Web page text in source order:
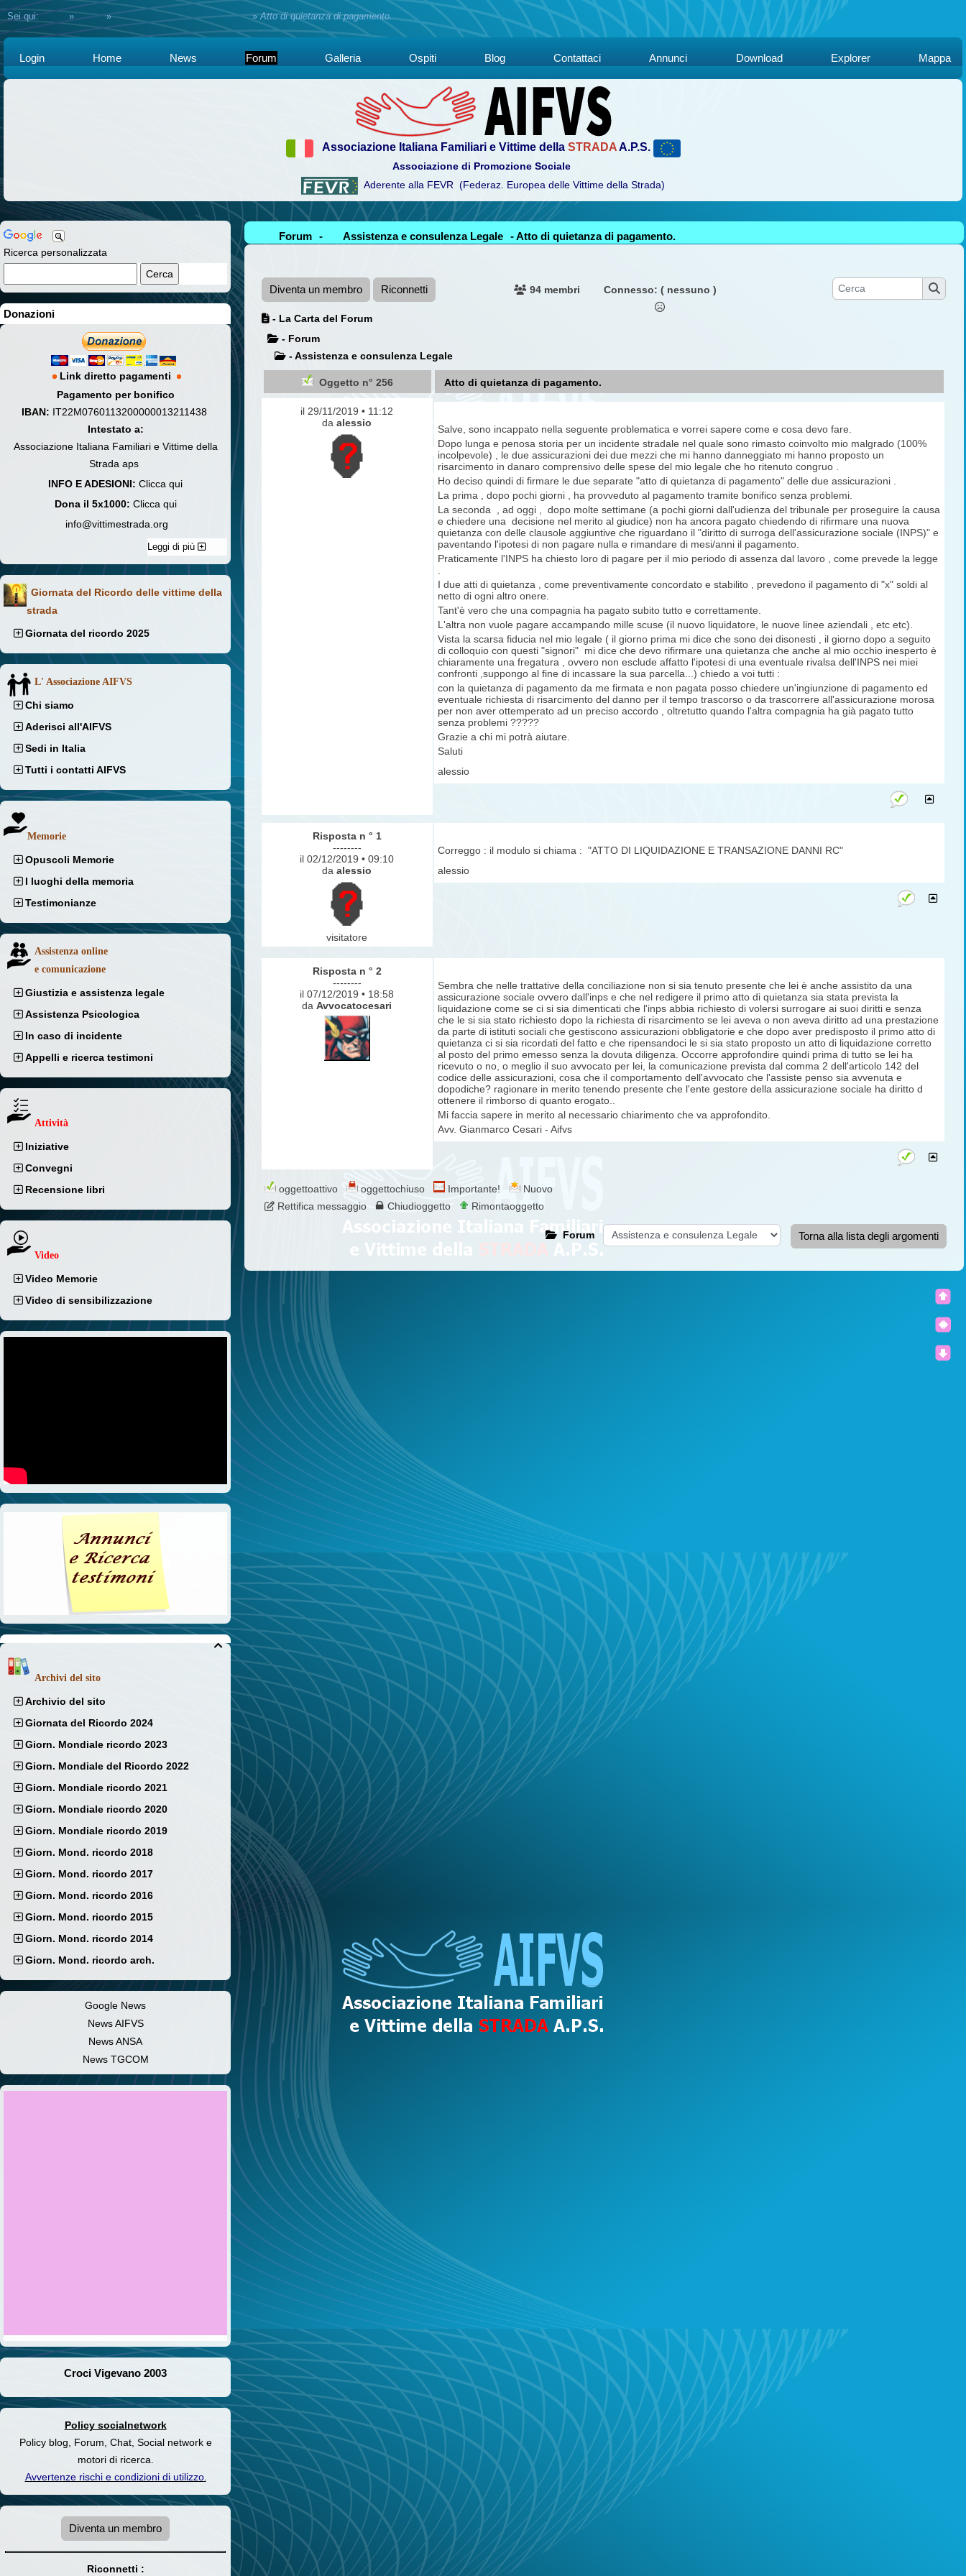
Sei qui:Home »Forum »Assistenza e consulenza Legale»Atto di quietanza di pagamento.
Login Home News Forum Galleria Ospiti Blog Contattaci Annunci Download Explorer Mappa
Associazione Italiana Familiari e Vittime della STRADAA.P.S.
Associazione di Promozione Sociale
Aderente alla FEVR (Federaz. Europea delle Vittime della Strada)
Ricerca personalizzata
Donazioni
Link diretto pagamenti
Pagamento per bonifico
IBAN: IT22M0760113200000013211438
Intestato a:
Associazione Italiana Familiari e Vittime della
Strada aps
INFO E ADESIONI: Clicca qui
Dona il 5x1000: Clicca qui
info@vittimestrada.org
Leggi di più
Giornata del Ricordo delle vittime della
strada
Giornata del ricordo 2025
L' Associazione AIFVS
Chi siamo
Aderisci all'AIFVS
Sedi in Italia
Tutti i contatti AIFVS
Memorie
Opuscoli Memorie
I luoghi della memoria
Testimonianze
Assistenza online
e comunicazione
Giustizia e assistenza legale
Assistenza Psicologica
In caso di incidente
Appelli e ricerca testimoni
Attività
Iniziative
Convegni
Recensione libri
Video
Video Memorie
Video di sensibilizzazione

Archivi del sito
Archivio del sito
Giornata del Ricordo 2024
Giorn. Mondiale ricordo 2023
Giorn. Mondiale del Ricordo 2022
Giorn. Mondiale ricordo 2021
Giorn. Mondiale ricordo 2020
Giorn. Mondiale ricordo 2019
Giorn. Mond. ricordo 2018
Giorn. Mond. ricordo 2017
Giorn. Mond. ricordo 2016
Giorn. Mond. ricordo 2015
Giorn. Mond. ricordo 2014
Giorn. Mond. ricordo arch.
Google News
News AIFVS
News ANSA
News TGCOM
Croci Vigevano 2003
Policy socialnetwork
Policy blog, Forum, Chat, Social network e
motori di ricerca.
Avvertenze rischi e condizioni di utilizzo.
Diventa un membro
Riconnetti :
Forum - Assistenza e consulenza Legale - Atto di quietanza di pagamento.
Diventa un membro Riconnetti 94 membri Connesso: ( nessuno )
- La Carta del Forum
- Forum
- Assistenza e consulenza Legale
Oggetto n° 256 Atto di quietanza di pagamento.
il 29/11/2019 • 11:12
daalessio
Salve, sono incappato nella seguente problematica e vorrei sapere come e cosa devo fare.
Dopo lunga e penosa storia per un incidente stradale nel quale sono rimasto coinvolto mio malgrado (100%
incolpevole) , le due assicurazioni dei due mezzi che mi hanno danneggiato mi hanno proposto un
risarcimento in danaro comprensivo delle spese del mio legale che ho ritenuto congruo .
Ho deciso quindi di firmare le due separate "atto di quietanza di pagamento" delle due assicurazioni .
La prima , dopo pochi giorni , ha provveduto al pagamento tramite bonifico senza problemi.
La seconda , ad oggi , dopo molte settimane (a pochi giorni dall'udienza del tribunale per proseguire la causa
e chiedere una decisione nel merito al giudice) non ha ancora pagato chiedendo di rifirmare una nuova
quietanza con delle clausole aggiuntive che riguardano il "diritto di surroga dell'assicurazione sociale (INPS)" e
paventando l'ipotesi di non pagare nulla e rimandare di mesi/anni il pagamento.
Praticamente l'INPS ha chiesto loro di pagare per il mio periodo di assenza dal lavoro , come prevede la legge
I due atti di quietanza , come preventivamente concordato e stabilito , prevedono il pagamento di "x" soldi al
netto di ogni altro onere.
Tant'è vero che una compagnia ha pagato subito tutto e correttamente.
L'altra non vuole pagare accampando mille scuse (il nuovo liquidatore, le nuove linee aziendali , etc etc).
Vista la scarsa fiducia nel mio legale ( il giorno prima mi dice che sono dei disonesti , il giorno dopo a seguito
di colloquio con questi "signori" mi dice che devo rifirmare una quietanza che anche al mio occhio inesperto è
chiaramente una fregatura , ovvero non esclude affatto l'ipotesi di una eventuale rivalsa dell'INPS nei miei
confronti ,suppongo al fine di incassare la sua parcella...) chiedo a voi tutti :
con la quietanza di pagamento da me firmata e non pagata posso chiedere un'ingiunzione di pagamento ed
eventuale richiesta di risarcimento del danno per il tempo trascorso o da trascorrere all'assicurazione morosa
per non aver ottemperato ad un preciso accordo , oltretutto quando l'altra compagnia ha già pagato tutto
senza problemi ?????
Grazie a chi mi potrà aiutare.
Saluti
alessio
Risposta n ° 1
--------
il 02/12/2019 • 09:10
daalessio
visitatore
Correggo : il modulo si chiama : "ATTO DI LIQUIDAZIONE E TRANSAZIONE DANNI RC"
alessio
Risposta n ° 2
--------
il 07/12/2019 • 18:58
daAvvocatocesari
Sembra che nelle trattative della conciliazione non si sia tenuto presente che lei è anche assistito da una
assicurazione sociale ovvero dall'inps e che nel redigere il primo atto di quietanza sia stata prevista la
liquidazione come se ci si sia dimenticati che l'inps abbia richiesto di volersi surrogare ai suoi diritti e senza
che le si sia stato richiesto dopo la richiesta di risarcimento se lei aveva o non aveva diritto ad una prestazione
da parte di istituti sociali che gestiscono assicurazioni obbligatorie e che dopo aver predisposto il primo atto di
quietanza ci si sia ricordati del fatto e che ripensandoci le si sia stato proposto un atto di liquidazione corretto
al posto del primo emesso senza la dovuta diligenza. Occorre approfondire quindi prima di tutto se lei ha
ricevuto o no, o meglio il suo avvocato per lei, la comunicazione prevista dal comma 2 dell'articolo 142 del
codice delle assicurazioni, cosa che il comportamento dell'avvocato che l'assiste penso sia avvenuta e
dopodiche? ragionare in merito tenendo presente che l'ente gestore della assicurazione sociale ha diritto d
ottenere il rimborso di quanto erogato..
Mi faccia sapere in merito al necessario chiarimento che va approfondito.
Avv. Gianmarco Cesari - Aifvs
oggettoattivo oggettochiuso Importante!
Nuovo
Rettifica messaggio
Chiudioggetto Rimontaoggetto
Forum Torna alla lista degli argomenti